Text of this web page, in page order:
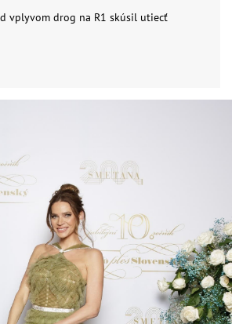
vplyvom drog na R1 skúsil utiecť